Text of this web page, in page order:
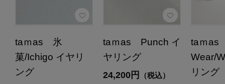
taｍas 氷
菓/Ichigo イヤリ
ング
taｍas Punch イ
ヤリング
24,200円 （税込）
taｍ
Wear/
リング